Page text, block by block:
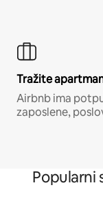
Tražite
Airbnb ima
zaposlene,
Popularni